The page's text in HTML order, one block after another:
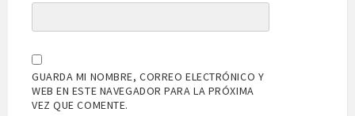
GUARDA MI NOMBRE, CORREO ELECTRÓNICO Y
WEB EN ESTE NAVEGADOR PARA LA PRÓXIMA
VEZ QUE COMENTE.